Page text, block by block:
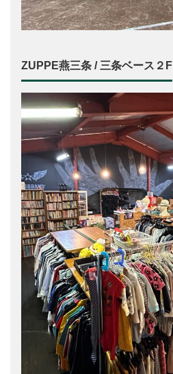
ZUPPE燕三条 / 三条ベース２F